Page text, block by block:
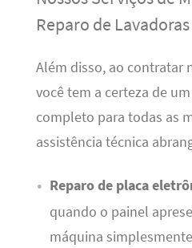
Reparo de Lavadoras
Além disso, ao contratar
você tem a certeza de
completo para todas as
assistência técnica
Reparo de placa
quando o painel
máquina